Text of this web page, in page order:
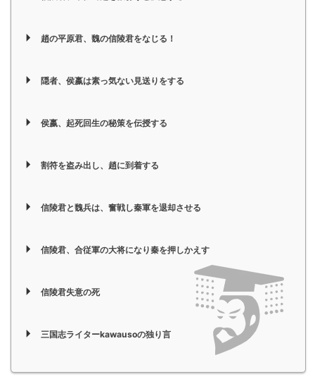
趙の平原君、魏の信陵君をなじる！
隠者、侯嬴は素っ気ない見送りをする
侯嬴、起死回生の秘策を伝授する
割符を盗み出し、趙に到着する
信陵君と魏兵は、奮戦し秦軍を退却させる
信陵君、合従軍の大将になり秦を押しかえす
信陵君失意の死
三国志ライターkawausoの独り言